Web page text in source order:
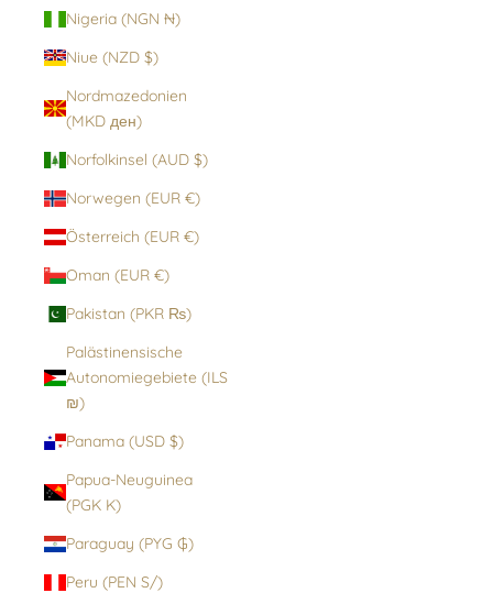
Nigeria (NGN ₦)
Niue (NZD $)
Nordmazedonien
(MKD ден)
Norfolkinsel (AUD $)
Norwegen (EUR €)
Österreich (EUR €)
Oman (EUR €)
Pakistan (PKR ₨)
Palästinensische
Autonomiegebiete (ILS
₪)
Panama (USD $)
Papua-Neuguinea
(PGK K)
Paraguay (PYG ₲)
Peru (PEN S/)